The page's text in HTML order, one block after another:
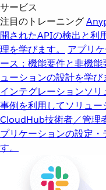
サービス
注目のトレーニング
開されたAPIの検出と利
理を学びます。
アプリ
ース：機能要件と非機
ューションの設計を学び
インテグレーションソリ
事例を利用してソリュー
CloudHub技術者／管理
プリケーションの設定
す。